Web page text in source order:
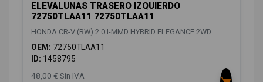
ELEVALUNAS TRASERO IZQUIERDO
72750TLAA11 72750TLAA11
HONDA CR-V (RW) 2.0 I-MMD HYBRID ELEGANCE 2WD
OEM: 72750TLAA11
ID: 1458795
48,00 € Sin IVA